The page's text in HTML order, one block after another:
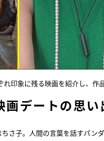
印象に残る映画を紹介し、作
デートの思い
さ子。人間の言葉を話すパ